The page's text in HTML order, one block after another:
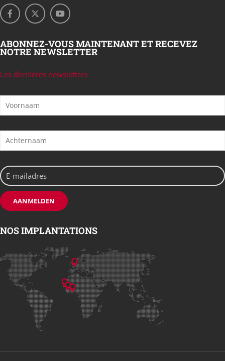
ABONNEZ-VOUS MAINTENANT ET RECEVEZ
NOTRE NEWSLETTER
Les dernières newsletters
NOS IMPLANTATIONS